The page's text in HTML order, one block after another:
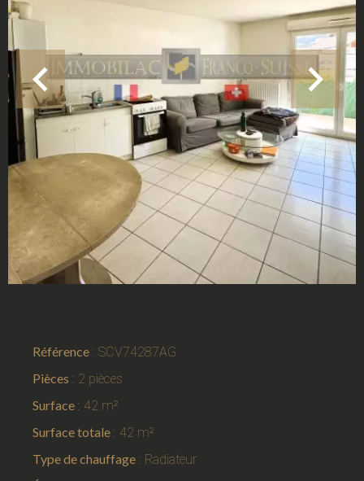
Référence SCV74287AG
Pièces
2 pièces
Surface
42 m²
Surface totale
42 m²
Type de chauffage
Radiateur